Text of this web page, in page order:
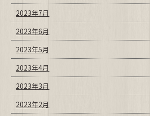
2023年7月
2023年6月
2023年5月
2023年4月
2023年3月
2023年2月